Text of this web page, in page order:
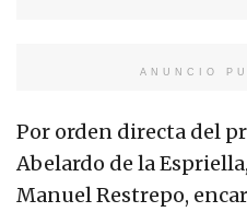
ANUNCIO
Por orden directa del
Abelardo de la
Manuel Restrepo,